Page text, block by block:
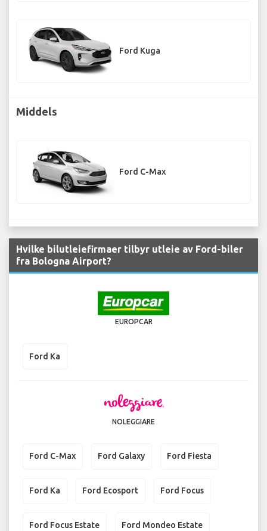
Ford Kuga
Middels
Ford C-Max
Hvilke bilutleiefirmaer tilbyr utleie av Ford-biler
fra Bologna Airport?
EUROPCAR
Ford Ka
NOLEGGIARE
Ford C-Max Ford Galaxy Ford Fiesta
Ford Ka Ford Ecosport Ford Focus
Ford Focus Estate Ford Mondeo Estate